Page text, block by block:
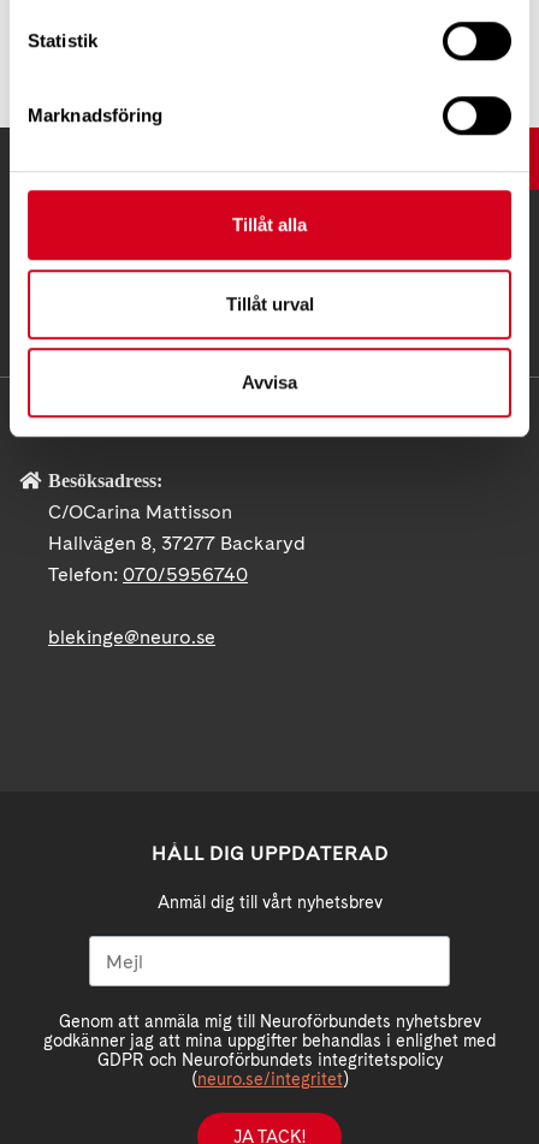
Statistik
Marknadsföring
Tillåt alla
Tillåt urval
Avvisa
Tipsa
KONTAKT
Besöksadress:
C/OCarina Mattisson
Hallvägen 8, 37277 Backaryd
Telefon: 070/5956740
blekinge@neuro.se
HÅLL DIG UPPDATERAD
Anmäl dig till vårt nyhetsbrev
Genom att anmäla mig till Neuroförbundets nyhetsbrev
godkänner jag att mina uppgifter behandlas i enlighet med
GDPR och Neuroförbundets integritetspolicy
(neuro.se/integritet)
JA TACK!